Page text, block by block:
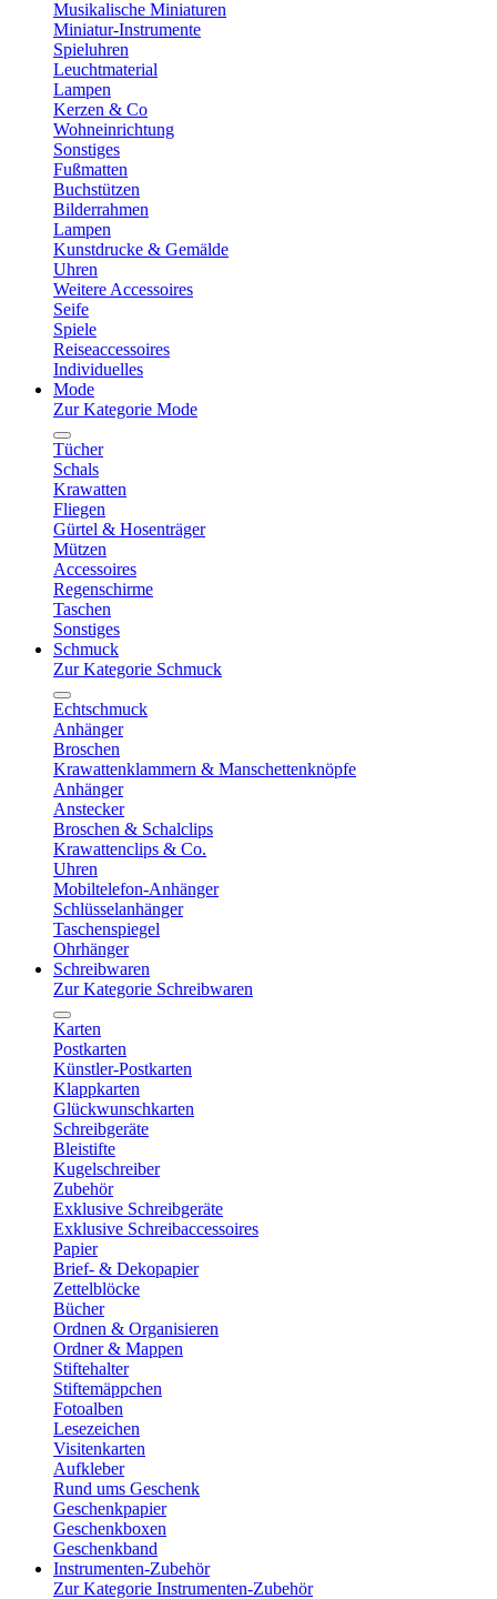
Musikalische Miniaturen
Miniatur-Instrumente
Spieluhren
Leuchtmaterial
Lampen
Kerzen & Co
Wohneinrichtung
Sonstiges
Fußmatten
Buchstützen
Bilderrahmen
Lampen
Kunstdrucke & Gemälde
Uhren
Weitere Accessoires
Seife
Spiele
Reiseaccessoires
Individuelles
Mode
Zur Kategorie Mode
Tücher
Schals
Krawatten
Fliegen
Gürtel & Hosenträger
Mützen
Accessoires
Regenschirme
Taschen
Sonstiges
Schmuck
Zur Kategorie Schmuck
Echtschmuck
Anhänger
Broschen
Krawattenklammern & Manschettenknöpfe
Anhänger
Anstecker
Broschen & Schalclips
Krawattenclips & Co.
Uhren
Mobiltelefon-Anhänger
Schlüsselanhänger
Taschenspiegel
Ohrhänger
Schreibwaren
Zur Kategorie Schreibwaren
Karten
Postkarten
Künstler-Postkarten
Klappkarten
Glückwunschkarten
Schreibgeräte
Bleistifte
Kugelschreiber
Zubehör
Exklusive Schreibgeräte
Exklusive Schreibaccessoires
Papier
Brief- & Dekopapier
Zettelblöcke
Bücher
Ordnen & Organisieren
Ordner & Mappen
Stiftehalter
Stiftemäppchen
Fotoalben
Lesezeichen
Visitenkarten
Aufkleber
Rund ums Geschenk
Geschenkpapier
Geschenkboxen
Geschenkband
Instrumenten-Zubehör
Zur Kategorie Instrumenten-Zubehör